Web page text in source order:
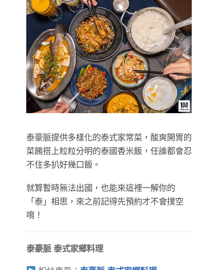
泰豪脈提供多樣化的泰式家常菜，酸爽開胃的
菜餚搭上粒粒分明的泰國香米飯，任誰都會忍
不住多扒好幾口飯。
就算暫時無法出國，也能來這裡一解你的
「泰」相思，來之前記得先預約才不會撲空
唷！
泰豪脈 泰式家鄉料理